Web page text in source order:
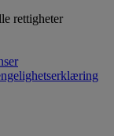
rettigheter